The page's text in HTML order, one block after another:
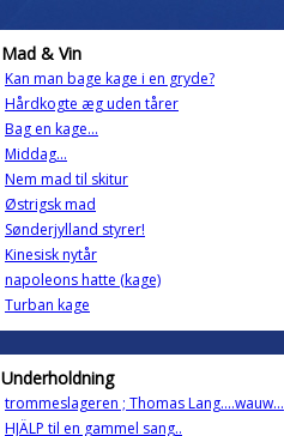
Mad & Vin
Kan man bage kage i en gryde?
Hårdkogte æg uden tårer
Bag en kage...
Middag...
Nem mad til skitur
Østrigsk mad
Sønderjylland styrer!
Kinesisk nytår
napoleons hatte (kage)
Turban kage
Underholdning
trommeslageren ; Thomas Lang....wauw...
HJÄLP til en gammel sang..